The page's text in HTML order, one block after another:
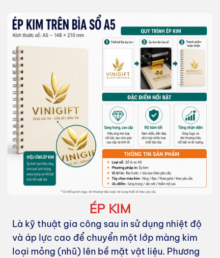
ÉP KIM
Là kỹ thuật gia công sau in sử dụng nhiệt độ
và áp lực cao để chuyển một lớp màng kim
loại mỏng (nhũ) lên bề mặt vật liệu. Phương